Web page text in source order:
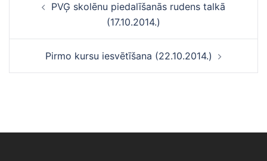
navigācijaPVĢ skolēnu piedalīšanās rudens talkā
(17.10.2014.)
Pirmo kursu iesvētīšana (22.10.2014.)